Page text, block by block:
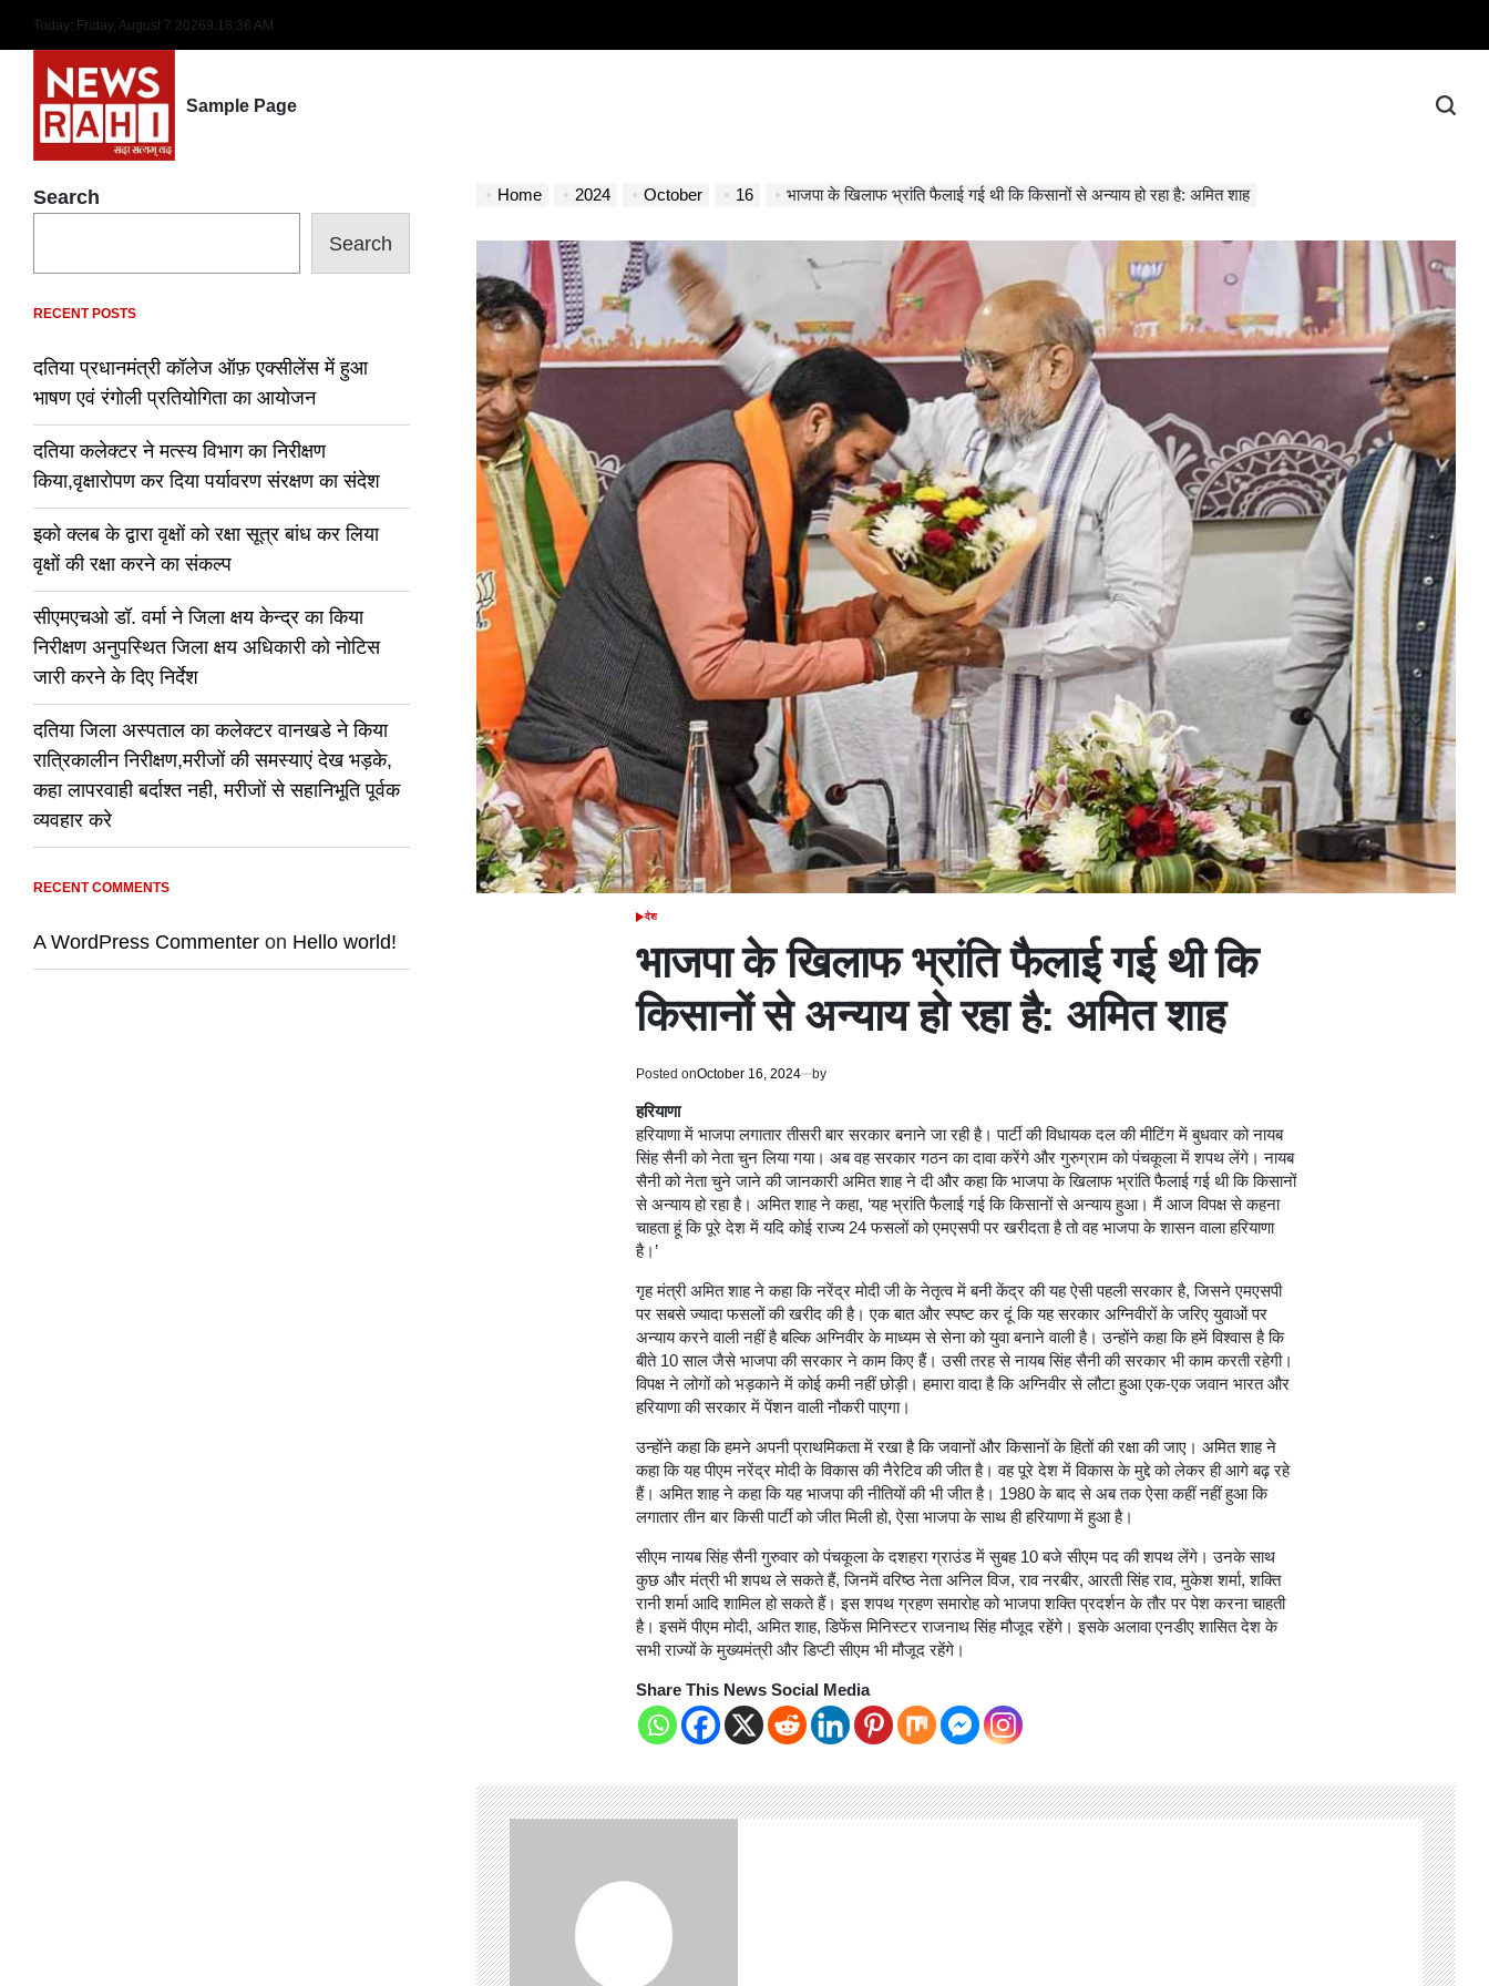
content
Today: Friday, August 7 20269:18:37 AM
Sample Page
Home 2024 October 16 भाजपा के खिलाफ भ्रांति फैलाई गई थी कि किसानों से अन्याय हो रहा है: अमित शाह
POSTED
देश
भाजपा के खिलाफ भ्रांति फैलाई गई थी कि
किसानों से अन्याय हो रहा है: अमित शाह
Posted onOctober 16, 2024 by
हरियाणा
हरियाणा में भाजपा लगातार तीसरी बार सरकार बनाने जा रही है। पार्टी की विधायक दल की मीटिंग में बुधवार को नायब
सिंह सैनी को नेता चुन लिया गया। अब वह सरकार गठन का दावा करेंगे और गुरुग्राम को पंचकूला में शपथ लेंगे। नायब
सैनी को नेता चुने जाने की जानकारी अमित शाह ने दी और कहा कि भाजपा के खिलाफ भ्रांति फैलाई गई थी कि किसानों
से अन्याय हो रहा है। अमित शाह ने कहा, ‘यह भ्रांति फैलाई गई कि किसानों से अन्याय हुआ। मैं आज विपक्ष से कहना
चाहता हूं कि पूरे देश में यदि कोई राज्य 24 फसलों को एमएसपी पर खरीदता है तो वह भाजपा के शासन वाला हरियाणा
है।’
गृह मंत्री अमित शाह ने कहा कि नरेंद्र मोदी जी के नेतृत्व में बनी केंद्र की यह ऐसी पहली सरकार है, जिसने एमएसपी
पर सबसे ज्यादा फसलों की खरीद की है। एक बात और स्पष्ट कर दूं कि यह सरकार अग्निवीरों के जरिए युवाओं पर
अन्याय करने वाली नहीं है बल्कि अग्निवीर के माध्यम से सेना को युवा बनाने वाली है। उन्होंने कहा कि हमें विश्वास है कि
बीते 10 साल जैसे भाजपा की सरकार ने काम किए हैं। उसी तरह से नायब सिंह सैनी की सरकार भी काम करती रहेगी।
विपक्ष ने लोगों को भड़काने में कोई कमी नहीं छोड़ी। हमारा वादा है कि अग्निवीर से लौटा हुआ एक-एक जवान भारत और
हरियाणा की सरकार में पेंशन वाली नौकरी पाएगा।
उन्होंने कहा कि हमने अपनी प्राथमिकता में रखा है कि जवानों और किसानों के हितों की रक्षा की जाए। अमित शाह ने
कहा कि यह पीएम नरेंद्र मोदी के विकास की नैरेटिव की जीत है। वह पूरे देश में विकास के मुद्दे को लेकर ही आगे बढ़ रहे
हैं। अमित शाह ने कहा कि यह भाजपा की नीतियों की भी जीत है। 1980 के बाद से अब तक ऐसा कहीं नहीं हुआ कि
लगातार तीन बार किसी पार्टी को जीत मिली हो, ऐसा भाजपा के साथ ही हरियाणा में हुआ है।
सीएम नायब सिंह सैनी गुरुवार को पंचकूला के दशहरा ग्राउंड में सुबह 10 बजे सीएम पद की शपथ लेंगे। उनके साथ
कुछ और मंत्री भी शपथ ले सकते हैं, जिनमें वरिष्ठ नेता अनिल विज, राव नरबीर, आरती सिंह राव, मुकेश शर्मा, शक्ति
रानी शर्मा आदि शामिल हो सकते हैं। इस शपथ ग्रहण समारोह को भाजपा शक्ति प्रदर्शन के तौर पर पेश करना चाहती
है। इसमें पीएम मोदी, अमित शाह, डिफेंस मिनिस्टर राजनाथ सिंह मौजूद रहेंगे। इसके अलावा एनडीए शासित देश के
सभी राज्यों के मुख्यमंत्री और डिप्टी सीएम भी मौजूद रहेंगे।
Share This News Social Media
Search
Search
RECENT POSTS
दतिया प्रधानमंत्री कॉलेज ऑफ़ एक्सीलेंस में हुआ
भाषण एवं रंगोली प्रतियोगिता का आयोजन
दतिया कलेक्टर ने मत्स्य विभाग का निरीक्षण
किया,वृक्षारोपण कर दिया पर्यावरण संरक्षण का संदेश
इको क्लब के द्वारा वृक्षों को रक्षा सूत्र बांध कर लिया
वृक्षों की रक्षा करने का संकल्प
सीएमएचओ डॉ. वर्मा ने जिला क्षय केन्द्र का किया
निरीक्षण अनुपस्थित जिला क्षय अधिकारी को नोटिस
जारी करने के दिए निर्देश
दतिया जिला अस्पताल का कलेक्टर वानखडे ने किया
रात्रिकालीन निरीक्षण,मरीजों की समस्याएं देख भड़के,
कहा लापरवाही बर्दाश्त नही, मरीजों से सहानिभूति पूर्वक
व्यवहार करे
RECENT COMMENTS
A WordPress Commenter on Hello world!